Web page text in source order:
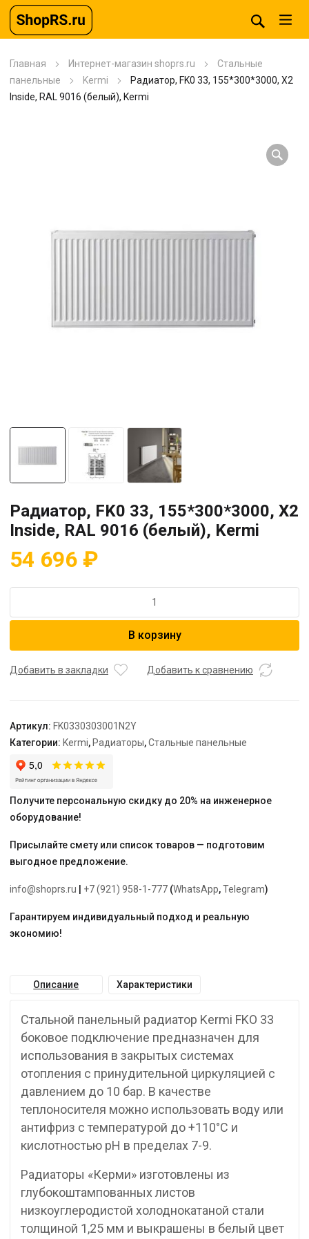
Главная Интернет-магазин shoprs.ru
Стальные
панельные
Kermi
Радиатор, FK0 33, 155*300*3000, X2
Inside, RAL 9016 (белый), Kermi
Радиатор, FK0 33, 155*300*3000, X2
Inside, RAL 9016 (белый), Kermi
54 696 ₽
Радиатор,
155*300*3000,
9016
(белый),
Kermi
В корзину
Добавить в закладки Добавить к сравнению
Артикул: FK0330303001N2Y
Категории: Kermi, Радиаторы,Стальные панельные
Получите персональную скидку до 20% на инженерное
оборудование!
Присылайте смету или список товаров — подготовим
выгодное предложение.
info@shoprs.ru +7 (921) 958-1-777 (WhatsApp,Telegram)
Гарантируем индивидуальный подход и реальную
экономию!
Описание Характеристики
Стальной панельный радиатор Kermi FKO 33
боковое подключение предназначен для
использования в закрытых системах
отопления с принудительной циркуляцией с
давлением до 10 бар. В качестве
теплоносителя можно использовать воду или
антифриз с температурой до +110°C и
кислотностью pH в пределах 7-9.
Радиаторы «Керми» изготовлены из
глубокоштампованных листов
низкоуглеродистой холоднокатаной стали
толщиной 1,25 мм и выкрашены в белый цвет